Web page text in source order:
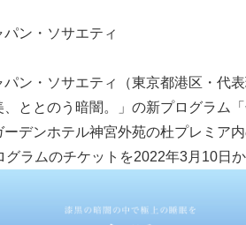
ン・ソサエティ
ン・ソサエティ（東京都港区・代
ととのう暗闇。」の新プログラム
デンホテル神宮外苑の杜プレミア
ラムのチケットを2022年3月10日か